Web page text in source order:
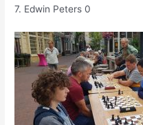
7. Edwin Peters 0